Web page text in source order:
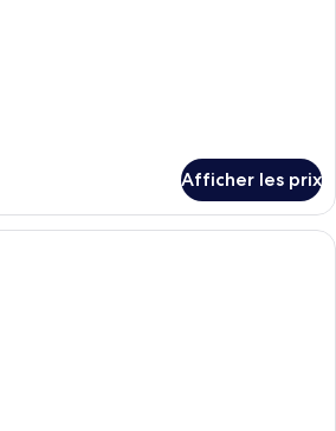
Afficher les prix
Une chambre moderne comprenant